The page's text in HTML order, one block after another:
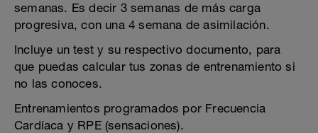
semanas. Es decir 3 semanas de más carga
progresiva, con una 4 semana de asimilación.
Incluye un test y su respectivo documento, para
que puedas calcular tus zonas de entrenamiento si
no las conoces.
Entrenamientos programados por Frecuencia
Cardíaca y RPE (sensaciones).